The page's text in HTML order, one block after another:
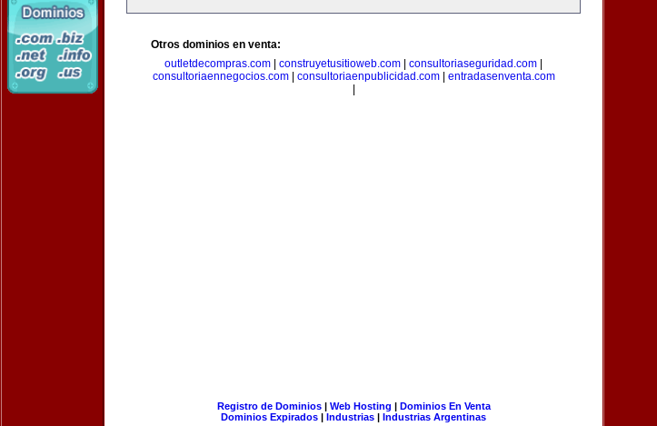
Otros dominios en venta:
outletdecompras.com
construyetusitioweb.com consultoriaseguridad.com
consultoriaennegocios.com| consultoriaenpublicidad.com| entradasenventa.com
Registro de Dominios| Web Hosting | Dominios En Venta
Dominios Expirados | Industrias | Industrias Argentinas